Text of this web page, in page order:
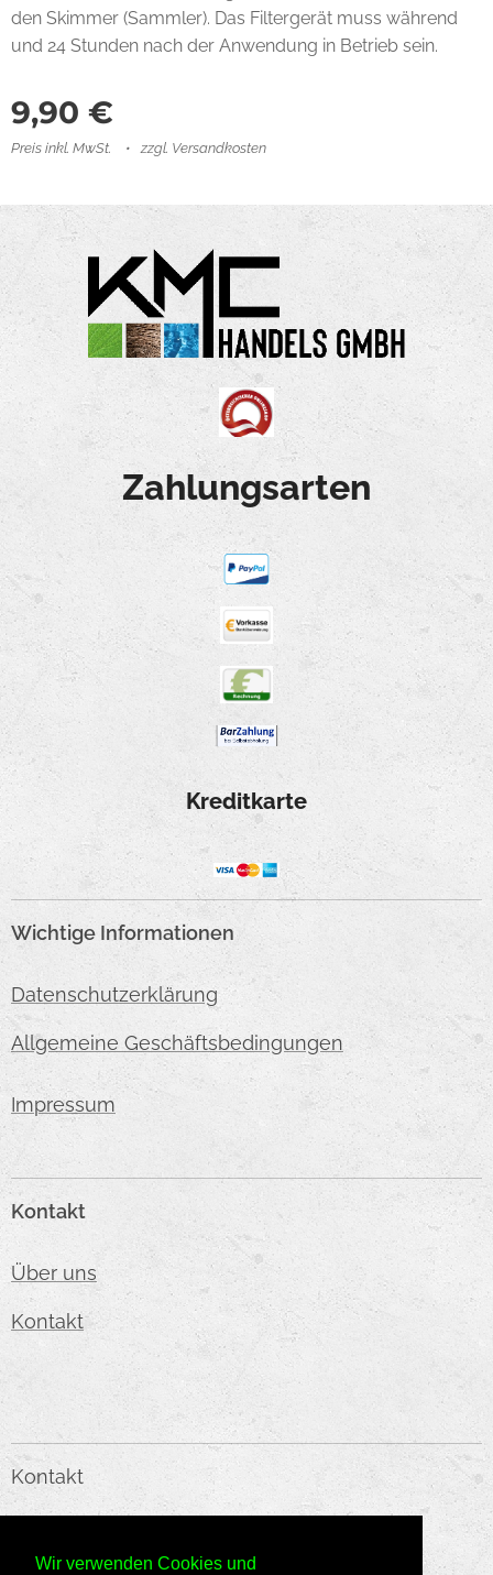
Wir verwenden Cookies und
den Skimmer (Sammler). Das Filtergerät muss während
und 24 Stunden nach der Anwendung in Betrieb sein.
9,90 €
Preis inkl. MwSt. zzgl. Versandkosten
Zahlungsarten
Kreditkarte
Wichtige Informationen
Datenschutzerklärung
Allgemeine Geschäftsbedingungen
Impressum
Kontakt
Über uns
Kontakt
Kontakt